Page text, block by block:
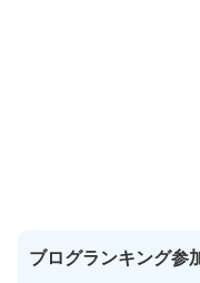
ブログランキング参